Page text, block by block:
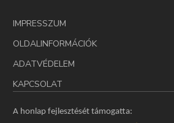
IMPRESSZUM
OLDALINFORMÁCIÓK
ADATVÉDELEM
KAPCSOLAT
A honlap fejlesztését támogatta: